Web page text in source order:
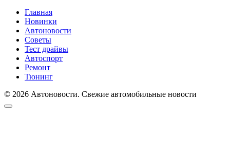
Главная
Новинки
Автоновости
Советы
Тест драйвы
Автоспорт
Ремонт
Тюнинг
© 2026 Автоновости. Свежие автомобильные новости